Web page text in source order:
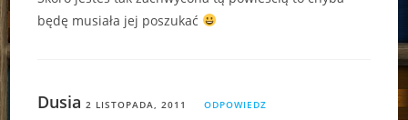
będę musiała jej poszukać
Dusia 2 LISTOPADA, 2011 ODPOWIEDZ